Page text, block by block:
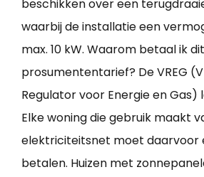
beschikken over een
waarbij de installatie een
max. 10 kW. Waarom betaal ik dit
prosumententarief? De VREG
Regulator voor Energie en Gas)
Elke woning die gebruik maakt
elektriciteitsnet moet daarvoor
betalen. Huizen met